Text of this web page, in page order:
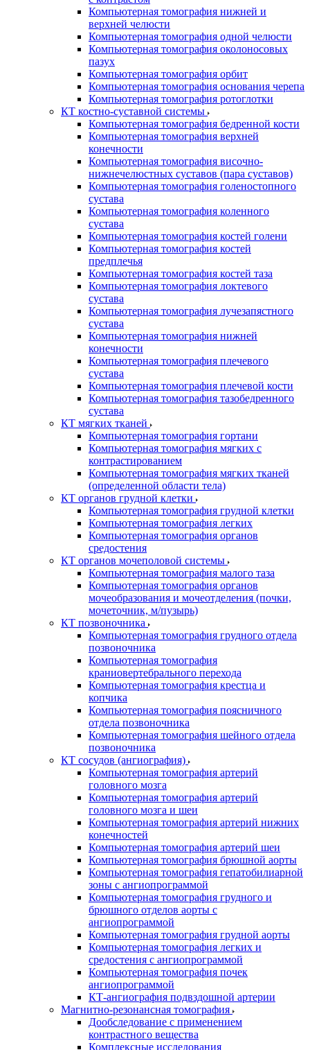
Компьютерная томография нижней и
верхней челюсти
Компьютерная томография одной челюсти
Компьютерная томография околоносовых
пазух
Компьютерная томография орбит
Компьютерная томография основания черепа
Компьютерная томография ротоглотки
КТ костно-суставной системы
Компьютерная томография бедренной кости
Компьютерная томография верхней
конечности
Компьютерная томография височно-
нижнечелюстных суставов (пара суставов)
Компьютерная томография голеностопного
сустава
Компьютерная томография коленного
сустава
Компьютерная томография костей голени
Компьютерная томография костей
предплечья
Компьютерная томография костей таза
Компьютерная томография локтевого
сустава
Компьютерная томография лучезапястного
сустава
Компьютерная томография нижней
конечности
Компьютерная томография плечевого
сустава
Компьютерная томография плечевой кости
Компьютерная томография тазобедренного
сустава
КТ мягких тканей
Компьютерная томография гортани
Компьютерная томография мягких с
контрастированием
Компьютерная томография мягких тканей
(определенной области тела)
КТ органов грудной клетки
Компьютерная томография грудной клетки
Компьютерная томография легких
Компьютерная томография органов
средостения
КТ органов мочеполовой системы
Компьютерная томография малого таза
Компьютерная томография органов
мочеобразования и мочеотделения (почки,
мочеточник, м/пузырь)
КТ позвоночника
Компьютерная томография грудного отдела
позвоночника
Компьютерная томография
краниовертебрального перехода
Компьютерная томография крестца и
копчика
Компьютерная томография поясничного
отдела позвоночника
Компьютерная томография шейного отдела
позвоночника
КТ сосудов (ангиография)
Компьютерная томография артерий
головного мозга
Компьютерная томография артерий
головного мозга и шеи
Компьютерная томография артерий нижних
конечностей
Компьютерная томография артерий шеи
Компьютерная томография брюшной аорты
Компьютерная томография гепатобилиарной
зоны с ангиопрограммой
Компьютерная томография грудного и
брюшного отделов аорты с
ангиопрограммой
Компьютерная томография грудной аорты
Компьютерная томография легких и
средостения с ангиопрограммой
Компьютерная томография почек
ангиопрограммой
КТ-ангиография подвздошной артерии
Магнитно-резонансная томография
Дообследование с применением
контрастного вещества
Комплексные исследования